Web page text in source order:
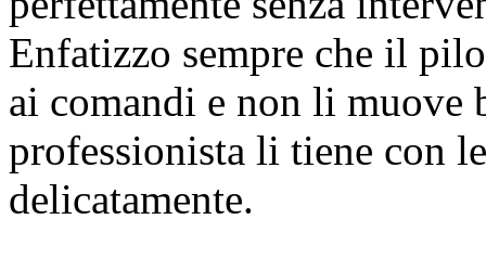
Enfatizzo sempre che il
ai comandi e non li muove
professionista li tiene con
delicatamente.